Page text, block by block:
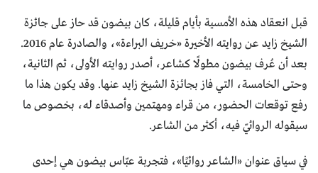
قبل انعقاد هذه الأمسية بأيام قليلة، كان بيضون قد حاز على جائزة
الشيخ زايد عن روايته الأخيرة «خريف البراءة»، والصادرة عام 2016.
بعد أن عُرف بيضون مطولًا كشاعر، أصدر روايته الأولى، ثم الثانية،
وحتى الخامسة، التي فاز بجائزة الشيخ زايد عنها. وقد يكون هذا ما
رفع توقعات الحضور، من قراء ومهتمين وأصدقاء له، بخصوص ما
سيقوله الروائيّ فيه، أكثر من الشاعر.
في سياق عنوان «الشاعر روائيًا»، فتجربة عبّاس بيضون هي إحدى